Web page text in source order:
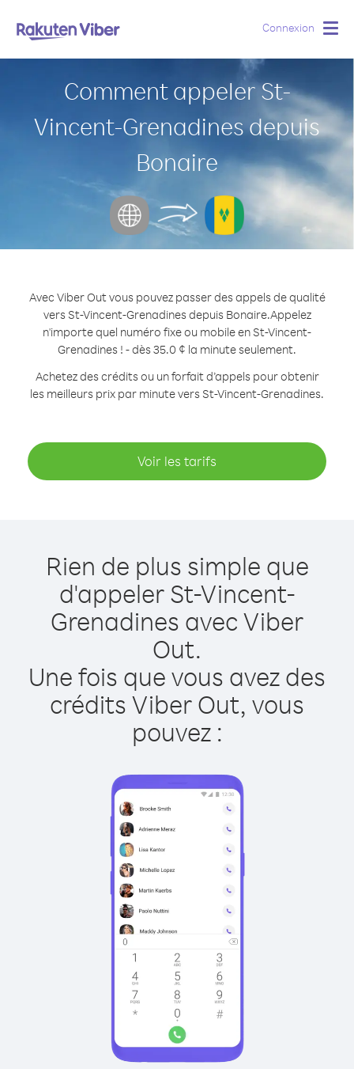
Connexion
Comment appeler St-
Vincent-Grenadines depuis
Bonaire
Avec Viber Out vous pouvez passer des appels de qualité
vers St-Vincent-Grenadines depuis Bonaire.Appelez
n'importe quel numéro fixe ou mobile en St-Vincent-
Grenadines ! - dès 35.0 ¢ la minute seulement.
Achetez des crédits ou un forfait d’appels pour obtenir
les meilleurs prix par minute vers St-Vincent-Grenadines.
Voir les tarifs
Rien de plus simple que
d'appeler St-Vincent-
Grenadines avec Viber
Out.
Une fois que vous avez des
crédits Viber Out, vous
pouvez :